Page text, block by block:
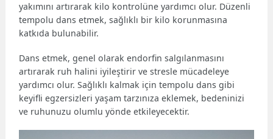
yakımını artırarak kilo kontrolüne yardımcı olur. Düzenli
tempolu dans etmek, sağlıklı bir kilo korunmasına
katkıda bulunabilir.
Dans etmek, genel olarak endorfin salgılanmasını
artırarak ruh halini iyileştirir ve stresle mücadeleye
yardımcı olur. Sağlıklı kalmak için tempolu dans gibi
keyifli egzersizleri yaşam tarzınıza eklemek, bedeninizi
ve ruhunuzu olumlu yönde etkileyecektir.